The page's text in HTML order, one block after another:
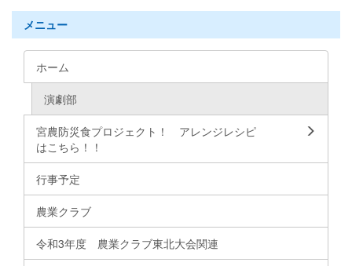
メニュー
ホーム
演劇部
宮農防災食プロジェクト！ アレンジレシピ
はこちら！！
行事予定
農業クラブ
令和3年度 農業クラブ東北大会関連